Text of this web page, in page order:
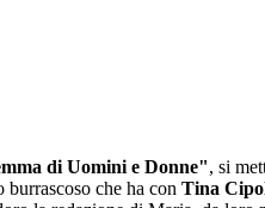
di Uomini e Donne", si
che ha con Tina